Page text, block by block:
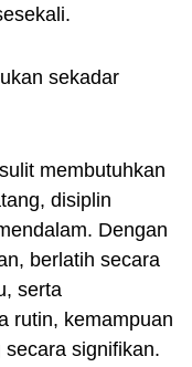
sekadar
membutuhkan
disiplin
Dengan
berlatih secara
serta
rutin, kemampuan
signifikan.